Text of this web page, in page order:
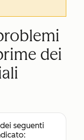
dei
seguenti